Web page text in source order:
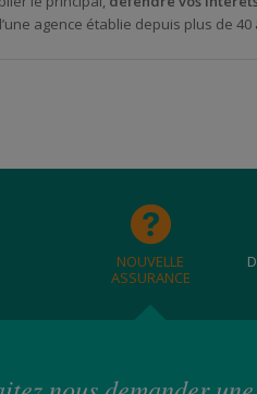
agence établie depuis plus de
NOUVELLE
ASSURANCE